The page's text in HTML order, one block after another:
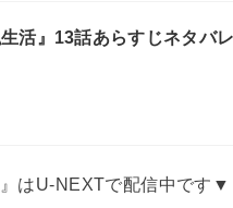
活』13話あらすじネタバ
はU-NEXTで配信中です▼